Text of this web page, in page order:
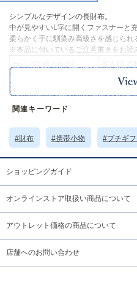
シンプルなデザインの長財布。
中が見やすいL字に開くファスナーと
柔らかく手に馴染み高級さを感じられ
※本品に付いているご注意書きをお読
合成皮革
サイズについて 返品に
関連キーワード
#財布 #携帯小物 #プチギフ
ショッピングガイド
オンラインストア取扱い商品について
アウトレット価格の商品について
店舗へのお問い合わせ